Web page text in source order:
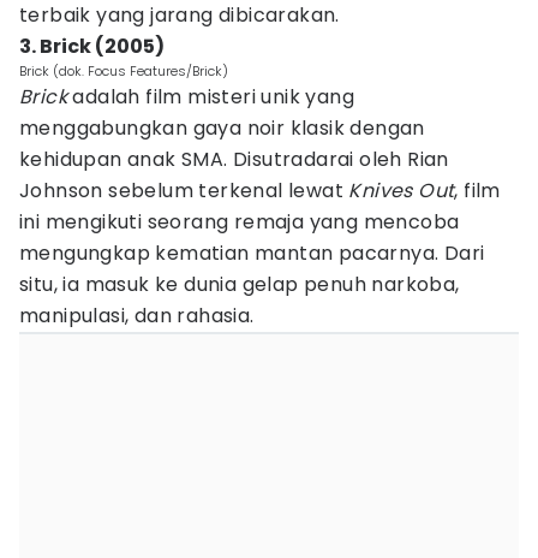
terbaik yang jarang dibicarakan.
3. Brick (2005)
Brick (dok. Focus Features/Brick)
Brickadalah film misteri unik yang
menggabungkan gaya noir klasik dengan
kehidupan anak SMA. Disutradarai oleh Rian
Johnson sebelum terkenal lewat Knives Out, film
ini mengikuti seorang remaja yang mencoba
mengungkap kematian mantan pacarnya. Dari
situ, ia masuk ke dunia gelap penuh narkoba,
manipulasi, dan rahasia.